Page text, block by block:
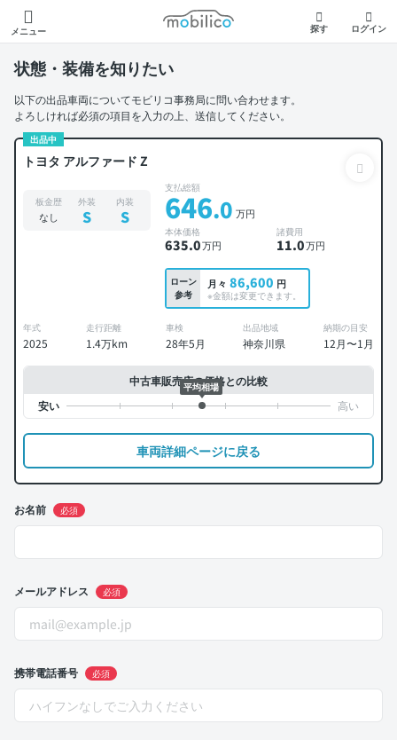
メニュー
モビリコ
探す ログイン
状態・装備を知りたい
以下の出品車両についてモビリコ事務局に問い合わせます。
よろしければ必須の項目を入力の上、送信してください。
出品中
トヨタ アルファード Z
板金歴
なし
外装
S
内装
S
支払総額
646.0 万円
本体価格
635.0万円
諸費用
11.0万円
ローン
参考
月々 86,600 円
※金額は変更できます。
年式
2025
走行距離
1.4万km
車検
28年5月
出品地域
神奈川県
納期の目安
12月〜1月
中古車販売店の価格との比較
平均相場
車両詳細ページに戻る
お名前 必須
メールアドレス 必須
携帯電話番号 必須